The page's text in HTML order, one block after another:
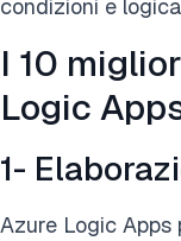
condizioni e
I 10
Logic
1-
Azure Logic Apps